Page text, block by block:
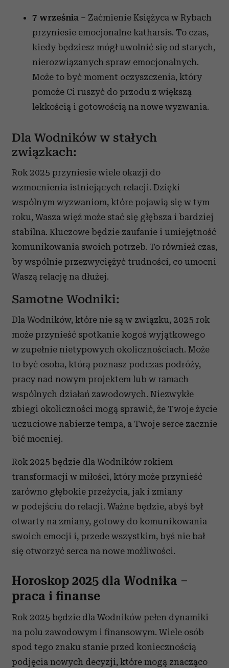
7 września – Zaćmienie Księżyca w Rybach
przyniesie emocjonalne katharsis. To czas,
kiedy będziesz mógł uwolnić się od starych,
nierozwiązanych spraw emocjonalnych.
Może to być moment oczyszczenia, który
pomoże Ci ruszyć do przodu z większą
lekkością i gotowością na nowe wyzwania.
Dla Wodników w stałych
związkach:
Rok 2025 przyniesie wiele okazji do
wzmocnienia istniejących relacji. Dzięki
wspólnym wyzwaniom, które pojawią się w tym
roku, Wasza więź może stać się głębsza i bardziej
stabilna. Kluczowe będzie zaufanie i umiejętność
komunikowania swoich potrzeb. To również czas,
by wspólnie przezwyciężyć trudności, co umocni
Waszą relację na dłużej.
Samotne Wodniki:
Dla Wodników, które nie są w związku, 2025 rok
może przynieść spotkanie kogoś wyjątkowego
w zupełnie nietypowych okolicznościach. Może
to być osoba, którą poznasz podczas podróży,
pracy nad nowym projektem lub w ramach
wspólnych działań zawodowych. Niezwykłe
zbiegi okoliczności mogą sprawić, że Twoje życie
uczuciowe nabierze tempa, a Twoje serce zacznie
bić mocniej.
Rok 2025 będzie dla Wodników rokiem
transformacji w miłości, który może przynieść
zarówno głębokie przeżycia, jak i zmiany
w podejściu do relacji. Ważne będzie, abyś był
otwarty na zmiany, gotowy do komunikowania
swoich emocji i, przede wszystkim, byś nie bał
się otworzyć serca na nowe możliwości.
Horoskop 2025 dla Wodnika –
praca i finanse
Rok 2025 będzie dla Wodników pełen dynamiki
na polu zawodowym i finansowym. Wiele osób
spod tego znaku stanie przed koniecznością
podjęcia nowych decyzji, które mogą znacząco